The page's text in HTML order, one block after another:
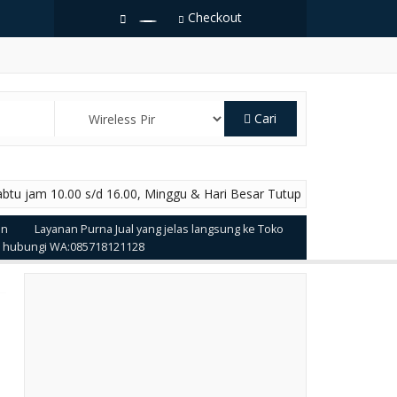
Checkout
Cari
jam 10.00 s/d 16.00, Minggu & Hari Besar Tutup
Layanan Purna Jual yang jelas langsung ke Toko
WA:085718121128